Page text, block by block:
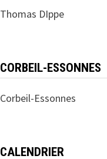
Thomas DIppe
CORBEIL-ESSONNES
Corbeil-Essonnes
CALENDRIER